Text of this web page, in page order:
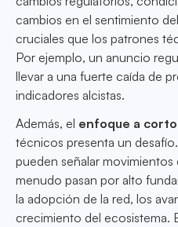
cambios en el sentimiento
cruciales que los patrones
Por ejemplo, un anuncio
llevar a una fuerte caída de
indicadores alcistas.
Además, el enfoque a
técnicos presenta un
pueden señalar
menudo pasan por alto
la adopción de la red, los
crecimiento del ecosistema.